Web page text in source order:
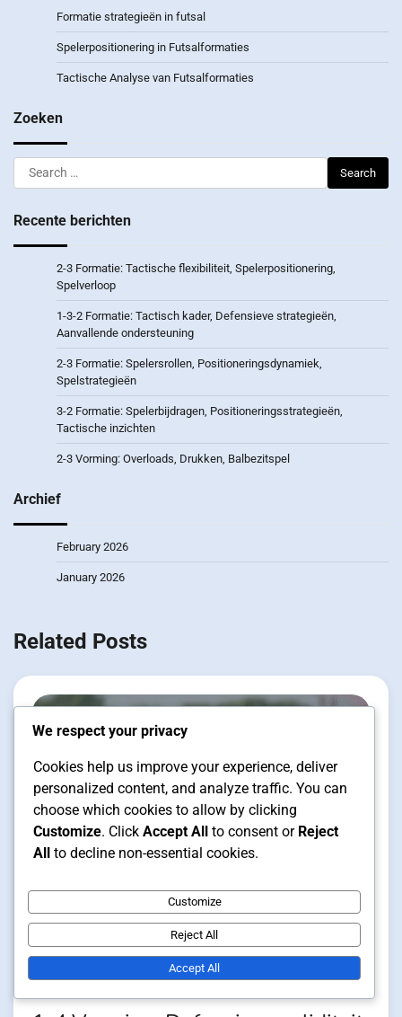
Formatie strategieën in futsal
Spelerpositionering in Futsalformaties
Tactische Analyse van Futsalformaties
Zoeken
Search
for:
Recente berichten
2-3 Formatie: Tactische flexibiliteit, Spelerpositionering,
Spelverloop
1-3-2 Formatie: Tactisch kader, Defensieve strategieën,
Aanvallende ondersteuning
2-3 Formatie: Spelersrollen, Positioneringsdynamiek,
Spelstrategieën
3-2 Formatie: Spelerbijdragen, Positioneringsstrategieën,
Tactische inzichten
2-3 Vorming: Overloads, Drukken, Balbezitspel
Archief
February 2026
January 2026
Related Posts
Formatie strategieën in futsal
12 min read
We respect your privacy
Cookies help us improve your experience, deliver
personalized content, and analyze traffic. You can
choose which cookies to allow by clicking
Customize. Click Accept All to consent or Reject
All to decline non-essential cookies.
Customize
Reject All
Accept All